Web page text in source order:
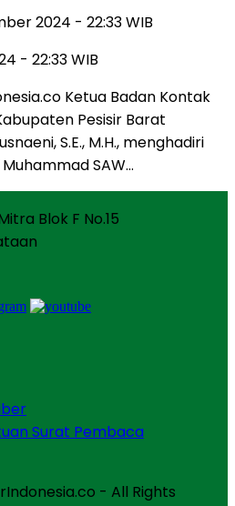
2024 - 22:33 WIB
- 22:33 WIB
Ketua Badan Kontak
Pesisir Barat
S.E., M.H., menghadiri
SAW…
Blok F No.15
Surat Pembaca
- All Rights